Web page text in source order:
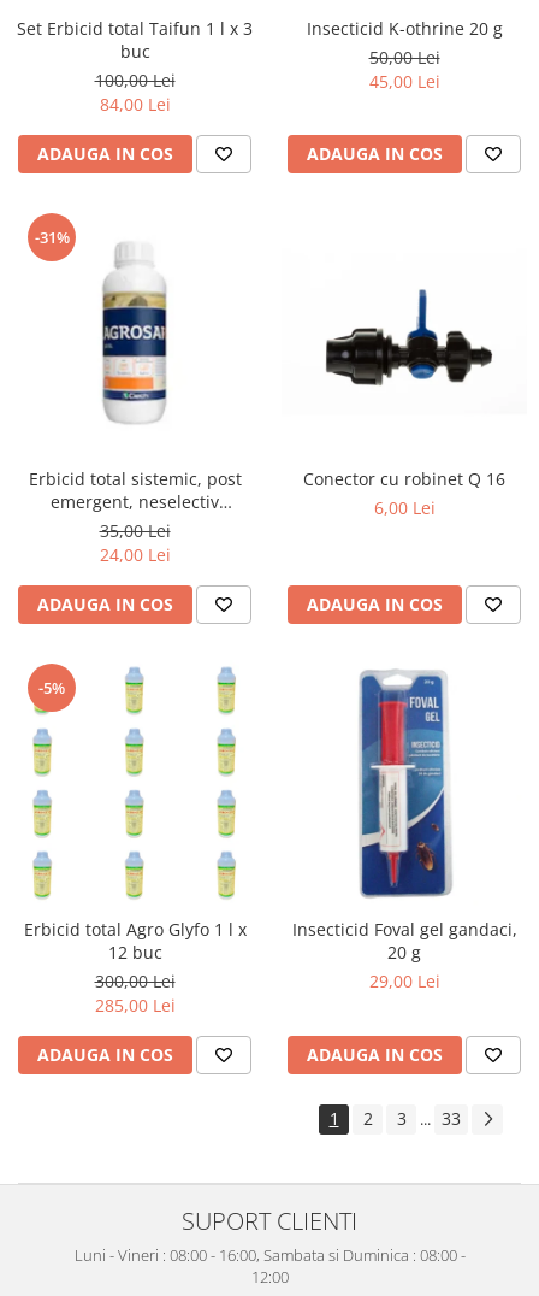
Set Erbicid total Taifun 1 l x 3
buc
100,00 Lei
84,00 Lei
ADAUGA IN COS
Insecticid K-othrine 20 g
50,00 Lei
45,00 Lei
ADAUGA IN COS
-31%
Erbicid total sistemic, post
emergent, neselectiv
(buruieni monocotiledonate si
dicotiledonate, anuale si
perene), Agrosar360 SL,
35,00 Lei
24,00 Lei
ADAUGA IN COS
Conector cu robinet Q 16
6,00 Lei
ADAUGA IN COS
-5%
Erbicid total Agro Glyfo 1 l x
12 buc
300,00 Lei
285,00 Lei
ADAUGA IN COS
Insecticid Foval gel gandaci,
20 g
29,00 Lei
ADAUGA IN COS
1 2 3 ... 33
SUPORT CLIENTI
Luni - Vineri : 08:00 - 16:00, Sambata si Duminica : 08:00 -
12:00